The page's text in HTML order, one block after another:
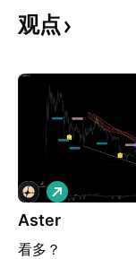
观点
Aster
看多？
做
多